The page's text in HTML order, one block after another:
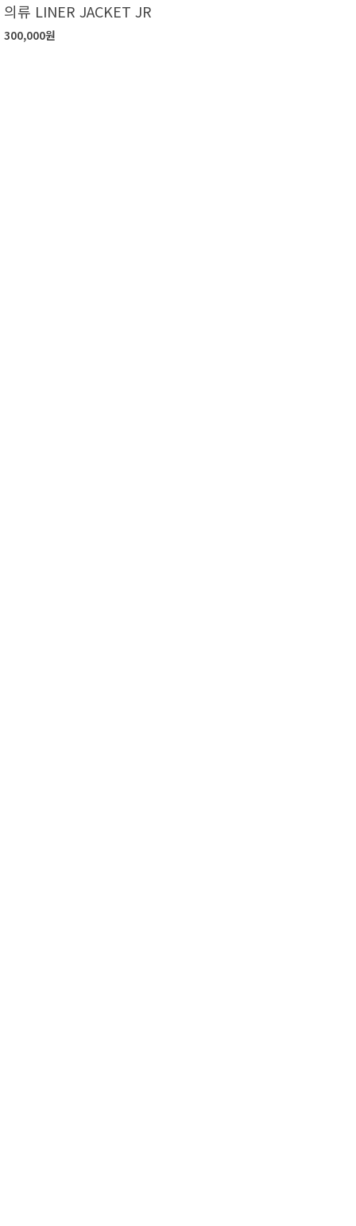
의류 LINER JACKET JR
300,000원